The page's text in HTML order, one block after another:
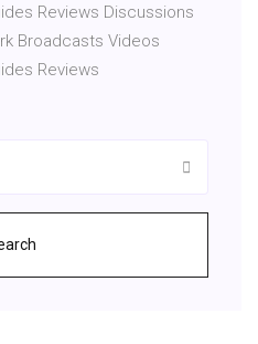
Reviews Discussions
Broadcasts Videos
Reviews